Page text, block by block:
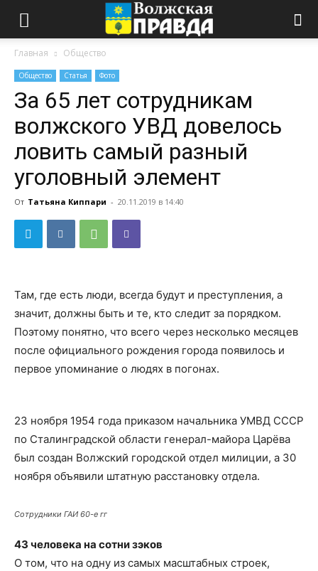
Главная Общество
Общество Статья Фото
За 65 лет сотрудникам
волжского УВД довелось
ловить самый разный
уголовный элемент
От Татьяна Киппари - 20.11.2019 в 14:40
Там, где есть люди, всегда будут и преступления, а
значит, должны быть и те, кто следит за порядком.
Поэтому понятно, что всего через несколько месяцев
после официального рождения города появилось и
первое упоминание о людях в погонах.
23 ноября 1954 года приказом начальника УМВД СССР
по Сталинградской области генерал-майора Царёва
был создан Волжский городской отдел милиции, а 30
ноября объявили штатную расстановку отдела.
Сотрудники ГАИ 60-е гг
43 человека на сотни зэков
О том, что на одну из самых масштабных строек,